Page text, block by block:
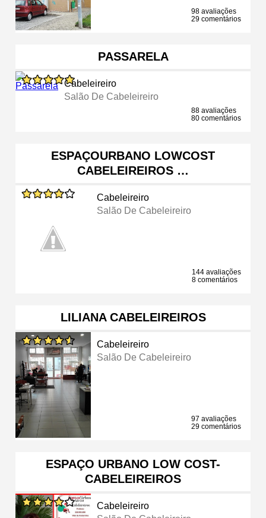
98 avaliações
29 comentários
PASSARELA
Cabeleireiro
Salão De Cabeleireiro
88 avaliações
80 comentários
ESPAÇOURBANO LOWCOST
CABELEIREIROS …
Cabeleireiro
Salão De Cabeleireiro
144 avaliações
8 comentários
LILIANA CABELEIREIROS
Cabeleireiro
Salão De Cabeleireiro
97 avaliações
29 comentários
ESPAÇO URBANO LOW COST-
CABELEIREIROS
Cabeleireiro